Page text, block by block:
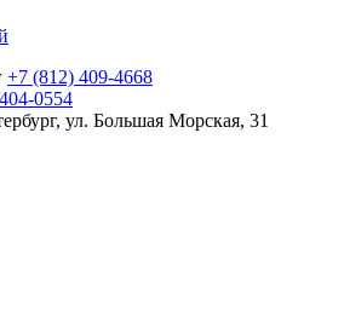
+7 (812) 409-4668
0554
ул. Большая Морская, 31